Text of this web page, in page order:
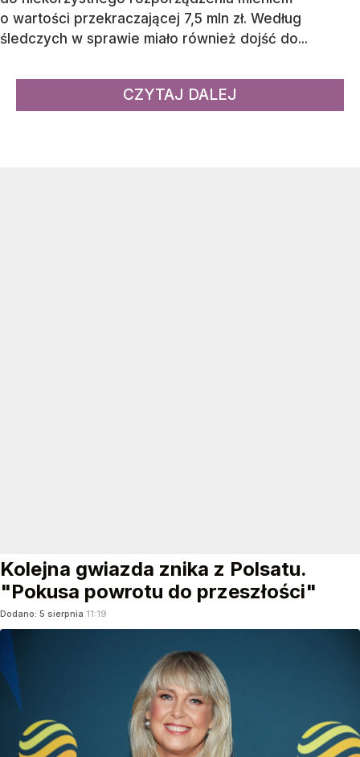
o wartości przekraczającej 7,5 mln zł. Według
śledczych w sprawie miało również dojść do...
CZYTAJ DALEJ
Kolejna gwiazda znika z Polsatu.
"Pokusa powrotu do przeszłości"
Dodano: 5 sierpnia 11:19